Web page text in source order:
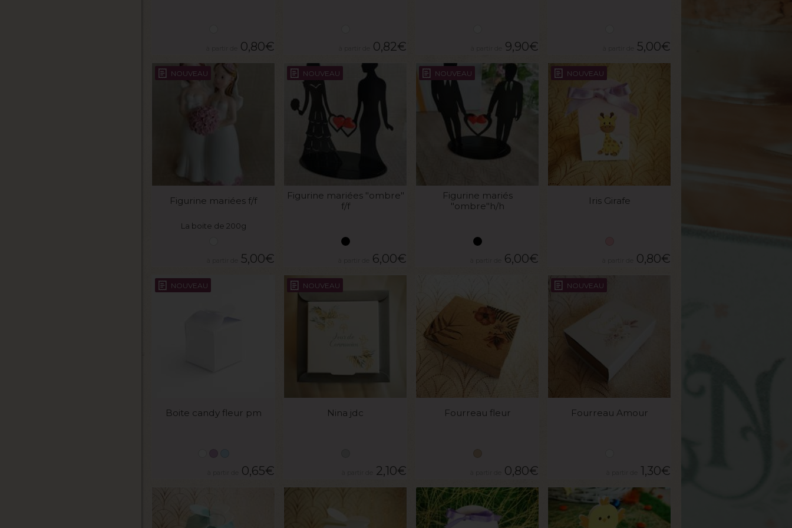
0,80€ 0,82€ 9,90€ 5,00€
NOUVEAU
Figurine mariées f/f
La boite de 200g
5,00€
NOUVEAU
Figurine mariées "ombre"
f/f
6,00€
VOIR LE PRODUIT
NOUVEAU
Figurine mariés
"ombre"h/h
6,00€
NOUVEAU
Iris Girafe
0,80€
NOUVEAU
Boite candy fleur pm
0,65€
NOUVEAU
Nina jdc
2,10€
Fourreau fleur
0,80€
NOUVEAU
Fourreau Amour
1,30€
VOIR LE PRODUIT